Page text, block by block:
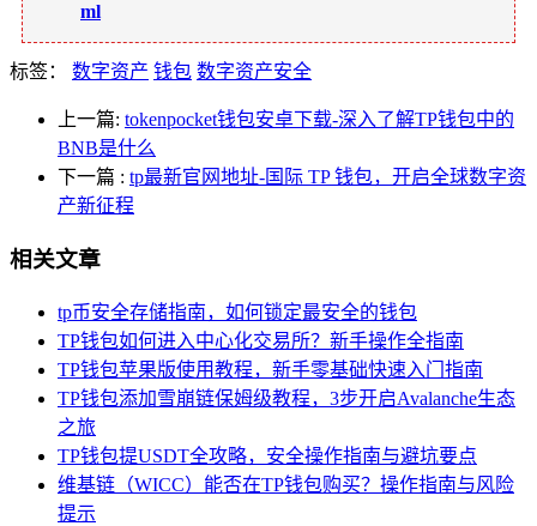
ml
标签： 数字资产 钱包 数字资产安全
上一篇: tokenpocket钱包安卓下载-深入了解TP钱包中的
BNB是什么
下一篇 : tp最新官网地址-国际 TP 钱包，开启全球数字资
产新征程
相关文章
tp币安全存储指南，如何锁定最安全的钱包
TP钱包如何进入中心化交易所？新手操作全指南
TP钱包苹果版使用教程，新手零基础快速入门指南
TP钱包添加雪崩链保姆级教程，3步开启Avalanche生态
之旅
TP钱包提USDT全攻略，安全操作指南与避坑要点
维基链（WICC）能否在TP钱包购买？操作指南与风险
提示